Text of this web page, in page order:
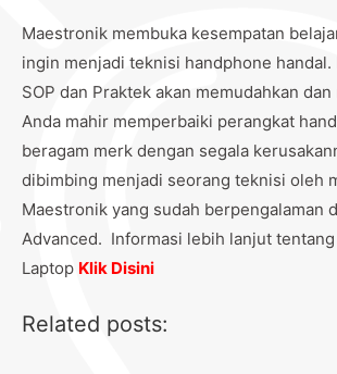
Maestronik membuka kesempatan
ingin menjadi teknisi handphone handal.
SOP dan Praktek akan memudahkan
Anda mahir memperbaiki perangkat
beragam merk dengan segala
dibimbing menjadi seorang teknisi oleh
Maestronik yang sudah berpengalaman
Advanced. Informasi lebih lanjut
Laptop Klik Disini
Related posts: